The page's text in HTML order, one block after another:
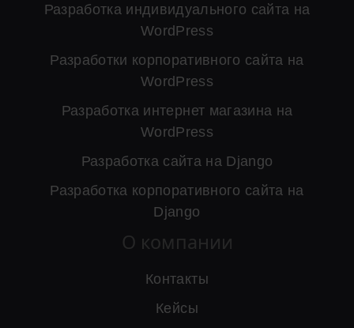
Разработка индивидуального сайта на
WordPress
Разработки корпоративного сайта на
WordPress
Разработка интернет магазина на
WordPress
Разработка сайта на Django
Разработка корпоративного сайта на
Django
О компании
Контакты
Кейсы